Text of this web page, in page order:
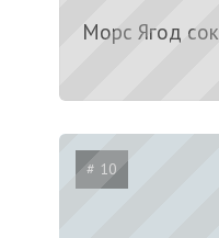
Морс Ягод сок
# 10